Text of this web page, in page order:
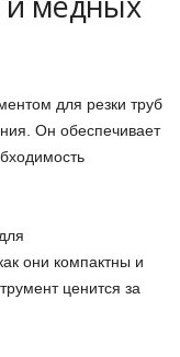
для резки труб
Он обеспечивает
они компактны и
ценится за